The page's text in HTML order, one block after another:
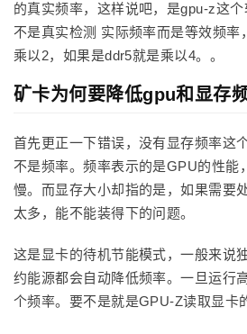
的真实频率，这样说吧，是gpu-z这个
不是真实检测 实际频率而是等效频率
乘以2，如果是ddr5就是乘以4。。
矿卡为何要降低gpu和显存
首先更正一下错误，没有显存频率这
不是频率。频率表示的是GPU的性能
慢。而显存大小却指的是，如果需要
太多，能不能装得下的问题。
这是显卡的待机节能模式，一般来说
约能源都会自动降低频率。一旦运行
个频率。要不是就是GPU-Z读取显卡